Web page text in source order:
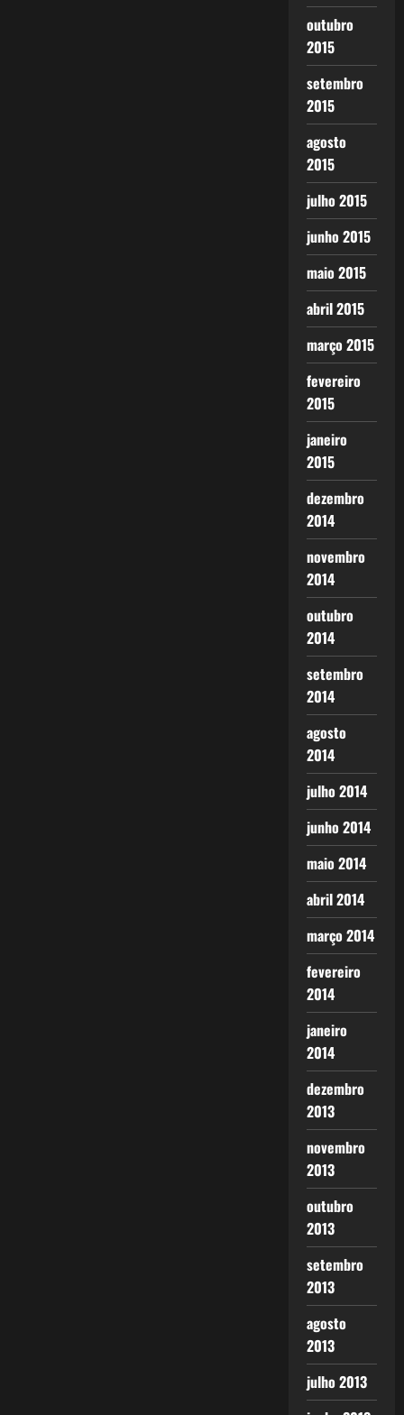
outubro
2015
setembro
2015
agosto
2015
julho 2015
junho 2015
maio 2015
abril 2015
março 2015
fevereiro
2015
janeiro
2015
dezembro
2014
novembro
2014
outubro
2014
setembro
2014
agosto
2014
julho 2014
junho 2014
maio 2014
abril 2014
março 2014
fevereiro
2014
janeiro
2014
dezembro
2013
novembro
2013
outubro
2013
setembro
2013
agosto
2013
julho 2013